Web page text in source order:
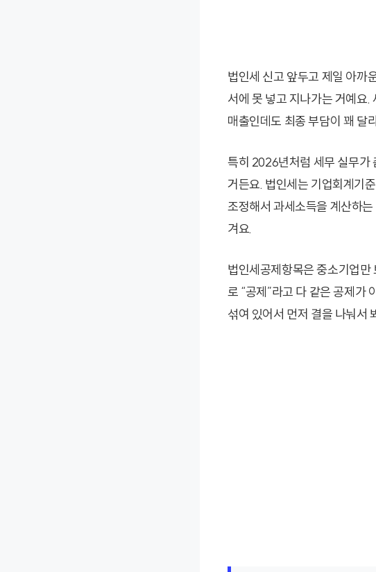
법인세 신고 앞두고 제일 아까
서에 못 넣고 지나가는 거예요
매출인데도 최종 부담이 꽤 달
특히 2026년처럼 세무 실무가
거든요. 법인세는 기업회계기
조정해서 과세소득을 계산하
겨요.
법인세공제항목은 중소기업만
로 “공제”라고 다 같은 공제가
섞여 있어서 먼저 결을 나눠서